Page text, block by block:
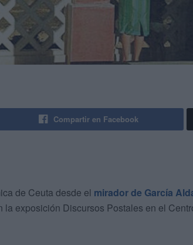
Compartir en Facebook
de Ceuta desde el mirador de García
exposición Discursos Postales en el